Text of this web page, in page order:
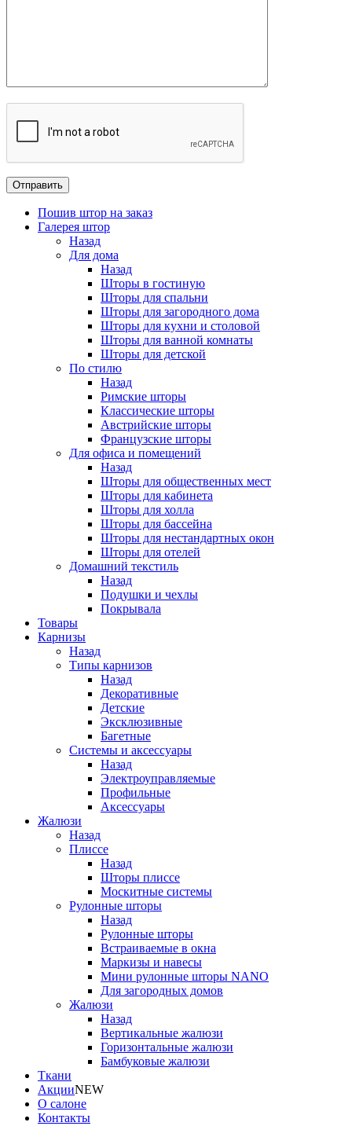
Пошив штор на заказ
Галерея штор
Назад
Для дома
Назад
Шторы в гостиную
Шторы для спальни
Шторы для загородного дома
Шторы для кухни и столовой
Шторы для ванной комнаты
Шторы для детской
По стилю
Назад
Римские шторы
Классические шторы
Австрийские шторы
Французские шторы
Для офиса и помещений
Назад
Шторы для общественных мест
Шторы для кабинета
Шторы для холла
Шторы для бассейна
Шторы для нестандартных окон
Шторы для отелей
Домашний текстиль
Назад
Подушки и чехлы
Покрывала
Товары
Карнизы
Назад
Типы карнизов
Назад
Декоративные
Детские
Эксклюзивные
Багетные
Системы и аксессуары
Назад
Электроуправляемые
Профильные
Аксессуары
Жалюзи
Назад
Плиссе
Назад
Шторы плиссе
Москитные системы
Рулонные шторы
Назад
Рулонные шторы
Встраиваемые в окна
Маркизы и навесы
Мини рулонные шторы NANO
Для загородных домов
Жалюзи
Назад
Вертикальные жалюзи
Горизонтальные жалюзи
Бамбуковые жалюзи
Ткани
АкцииNEW
О салоне
Контакты